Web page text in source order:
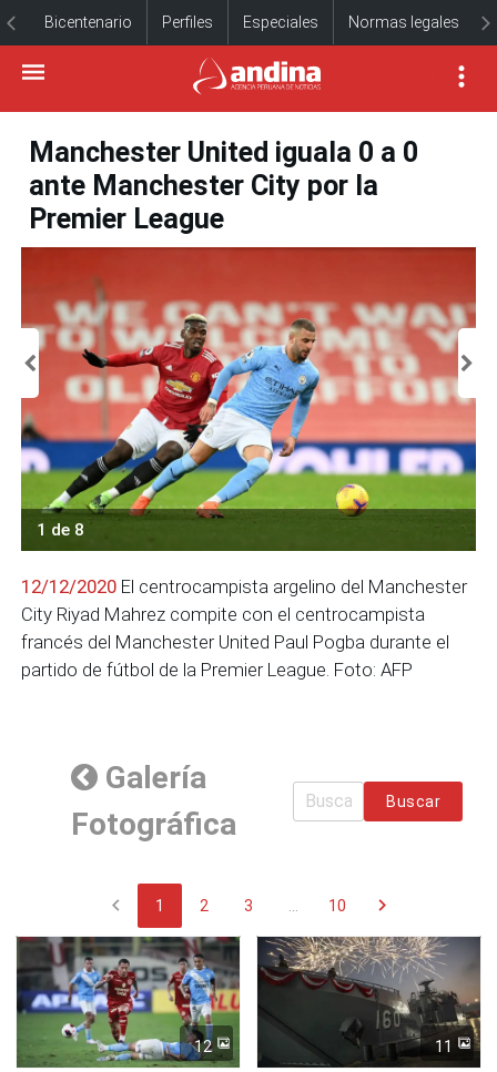
Bicentenario Perfiles Especiales Normas legales
Manchester United iguala 0 a 0
ante Manchester City por la
Premier League
1 de 8
12/12/2020 El centrocampista argelino del Manchester
City Riyad Mahrez compite con el centrocampista
francés del Manchester United Paul Pogba durante el
partido de fútbol de la Premier League. Foto: AFP
Galería
Fotográfica
Buscar
chevron_left 1 2 3 10 chevron_right
12 11